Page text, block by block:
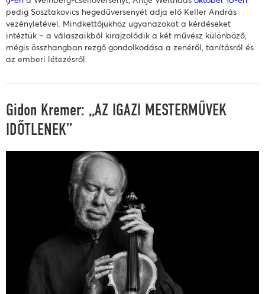
pedig Sosztakovics hegedűversenyét adja elő Keller András
vezényletével. Mindkettőjükhöz ugyanazokat a kérdéseket
intéztük – a válaszaikból kirajzolódik a két művész különböző,
mégis összhangban rezgő gondolkodása a zenéről, tanításról és
az emberi létezésről.
Gidon Kremer: „AZ IGAZI MESTERMŰVEK
IDŐTLENEK”